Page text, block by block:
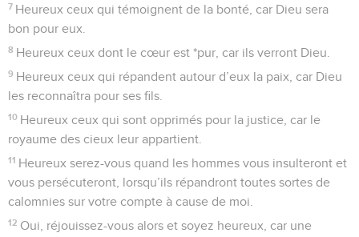
7 Heureux ceux qui témoignent de la bonté, car Dieu sera
bon pour eux.
8 Heureux ceux dont le cœur est *pur, car ils verront Dieu.
9 Heureux ceux qui répandent autour d’eux la paix, car Dieu
les reconnaîtra pour ses fils.
10 Heureux ceux qui sont opprimés pour la justice, car le
royaume des cieux leur appartient.
11 Heureux serez-vous quand les hommes vous insulteront et
vous persécuteront, lorsqu’ils répandront toutes sortes de
calomnies sur votre compte à cause de moi.
12 Oui, réjouissez-vous alors et soyez heureux, car une